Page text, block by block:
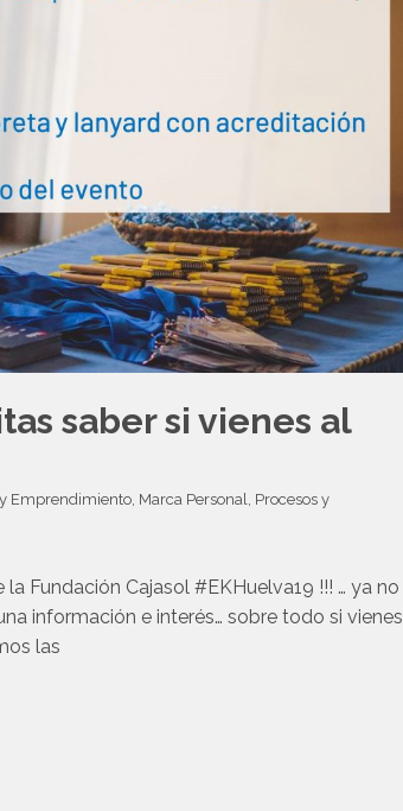
saber si vienes al
Emprendimiento, Marca Personal, Procesos y
Fundación Cajasol #EKHuelva19 !!! … ya no
información e interés… sobre todo si vienes
las